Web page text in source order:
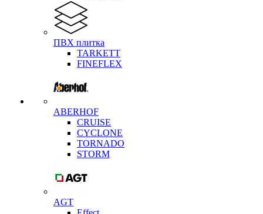
ПВХ плитка
TARKETT
FINEFLEX
ABERHOF
CRUISE
CYCLONE
TORNADO
STORM
AGT